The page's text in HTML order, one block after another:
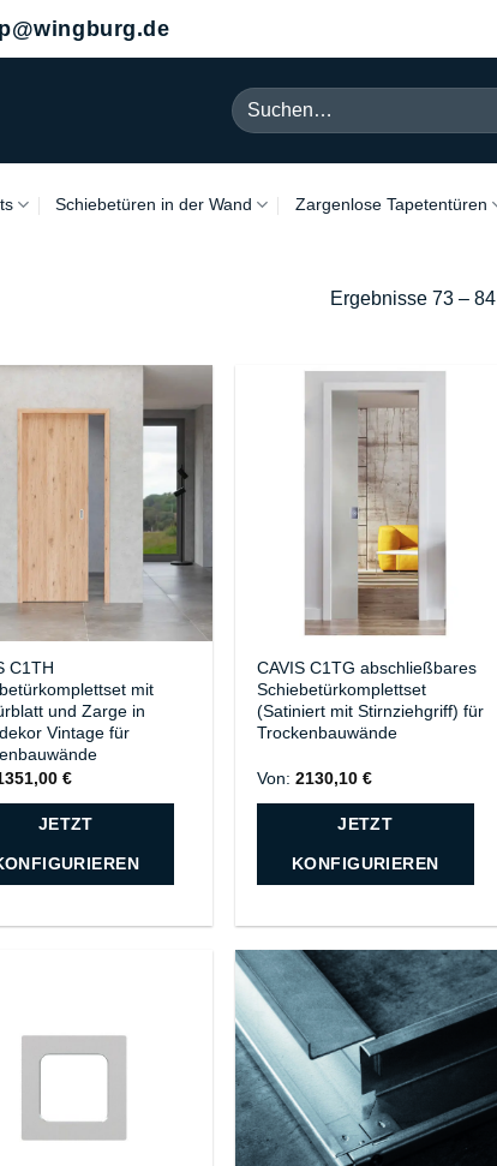
Suchen
nach:
Schiebetüren in der Wand Zargenlose Tapetentüren
Ergebnisse 73 –
C1TH
mit
und Zarge in
Vintage für
€
JETZT
CAVIS C1TG abschließbares
Schiebetürkomplettset
(Satiniert mit Stirnziehgriff) für
Trockenbauwände
Von: 2130,10 €
JETZT
KONFIGURIEREN